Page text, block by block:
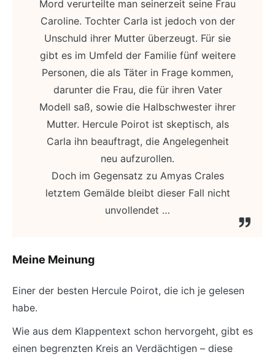
Mord verurteilte man seinerzeit seine Frau
Caroline. Tochter Carla ist jedoch von der
Unschuld ihrer Mutter überzeugt. Für sie
gibt es im Umfeld der Familie fünf weitere
Personen, die als Täter in Frage kommen,
darunter die Frau, die für ihren Vater
Modell saß, sowie die Halbschwester ihrer
Mutter. Hercule Poirot ist skeptisch, als
Carla ihn beauftragt, die Angelegenheit
neu aufzurollen.
Doch im Gegensatz zu Amyas Crales
letztem Gemälde bleibt dieser Fall nicht
unvollendet …
Meine Meinung
Einer der besten Hercule Poirot, die ich je gelesen
habe.
Wie aus dem Klappentext schon hervorgeht, gibt es
einen begrenzten Kreis an Verdächtigen – diese